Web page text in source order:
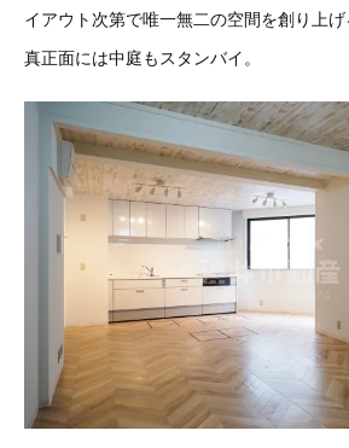
イアウト次第で唯一無二の空間を創り上
真正面には中庭もスタンバイ。